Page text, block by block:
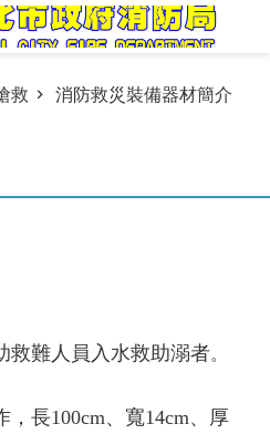
救
消防救災裝備器材簡介
救難人員入水救助溺者。
，長100cm、寬14cm、厚